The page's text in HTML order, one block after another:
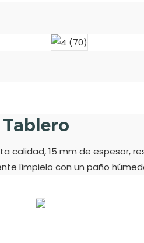
Tablero
calidad, 15 mm de espesor,
límpielo con un paño